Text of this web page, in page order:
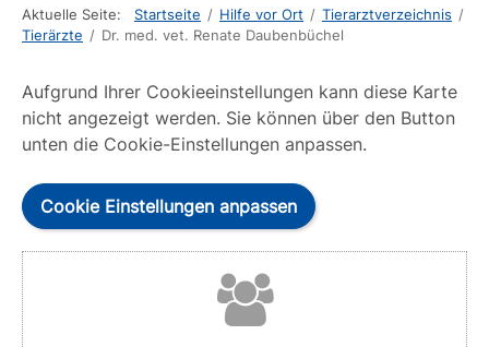
Aktuelle Seite: Startseite / Hilfe vor Ort / Tierarztverzeichnis /
Tierärzte / Dr. med. vet. Renate Daubenbüchel
Aufgrund Ihrer Cookieeinstellungen kann diese Karte
nicht angezeigt werden. Sie können über den Button
unten die Cookie-Einstellungen anpassen.
Cookie Einstellungen anpassen